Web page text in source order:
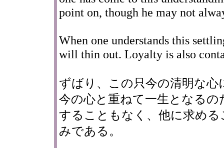
point on, though he may not
When one understands this
will thin out. Loyalty is also
ずばり、この只今の清明な
今の心と重ねて一生となる
することもなく、他に求め
みである。